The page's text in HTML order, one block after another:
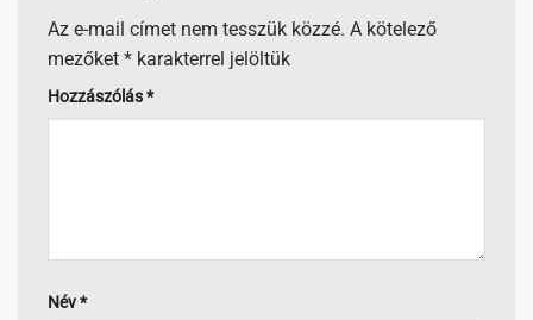
Az e-mail címet nem tesszük közzé. A kötelező
mezőket * karakterrel jelöltük
Hozzászólás*
Név*